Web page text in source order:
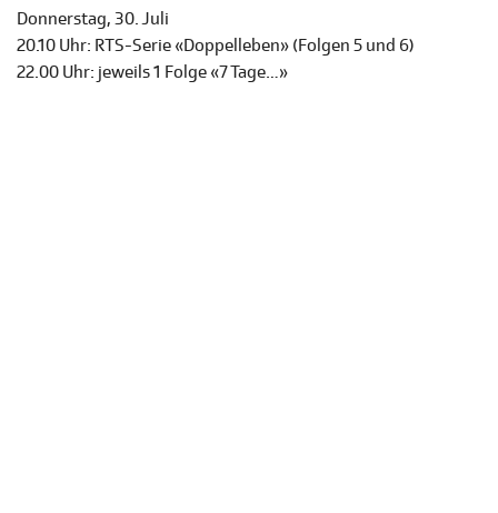
Donnerstag, 30. Juli
20.10 Uhr: RTS-Serie «Doppelleben» (Folgen 5 und 6)
22.00 Uhr: jeweils 1 Folge «7 Tage…»